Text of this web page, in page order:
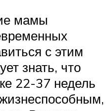
мамы
с этим
знать, что
22-37 недель